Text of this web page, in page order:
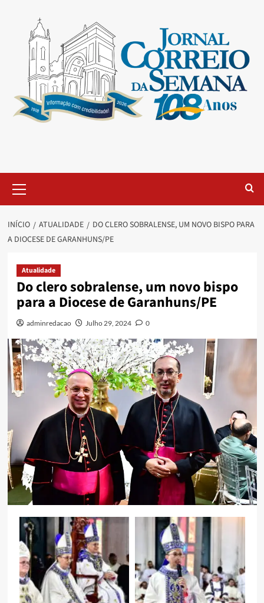
INÍCIO ATUALIDADE
DO CLERO SOBRALENSE, UM NOVO BISPO PARA
A DIOCESE DE GARANHUNS/PE
Atualidade
Do clero sobralense, um novo bispo
para a Diocese de Garanhuns/PE
adminredacao Julho 29, 2024 0